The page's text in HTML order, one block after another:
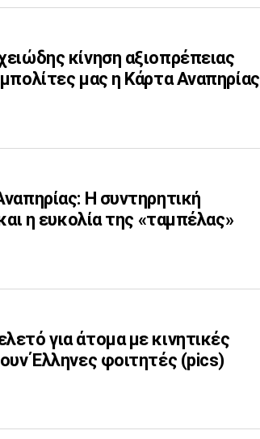
κίνηση αξιοπρέπειας
μας η Κάρτα Αναπηρίας
Η συντηρητική
η ευκολία της «ταμπέλας»
για άτομα με κινητικές
Έλληνες φοιτητές (pics)